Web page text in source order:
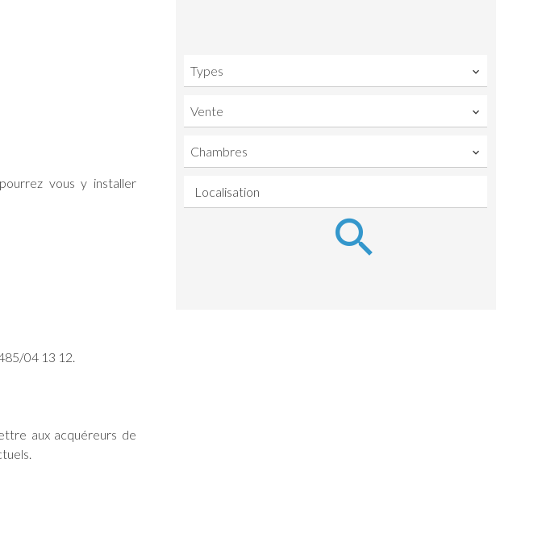
vous y installer
04 13 12.
aux acquéreurs de
Types
Vente
Chambres
Localisation